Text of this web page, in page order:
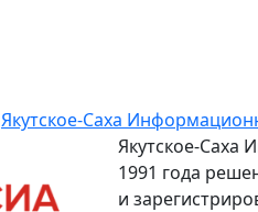
Якутское-Саха
Якутское-Саха
1991 года
и